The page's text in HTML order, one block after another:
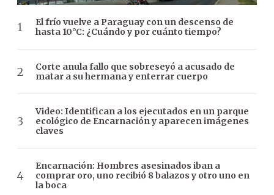
El frío vuelve a Paraguay con un descenso de
hasta 10°C: ¿Cuándo y por cuánto tiempo?
Corte anula fallo que sobreseyó a acusado de
matar a su hermana y enterrar cuerpo
Video: Identifican a los ejecutados en un parque
ecológico de Encarnación y aparecen imágenes
claves
Encarnación: Hombres asesinados iban a
comprar oro, uno recibió 8 balazos y otro uno en
la boca